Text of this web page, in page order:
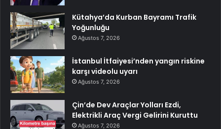
Kütahya’da Kurban Bayramı Trafik
Yoğunluğu
Ağustos 7, 2026
İstanbul İtfaiyesi’nden yangın riskine
karşı videolu uyarı
Ağustos 7, 2026
Çin’de Dev Araçlar Yolları Ezdi,
Elektrikli Araç Vergi Gelirini Kuruttu
Ağustos 7, 2026